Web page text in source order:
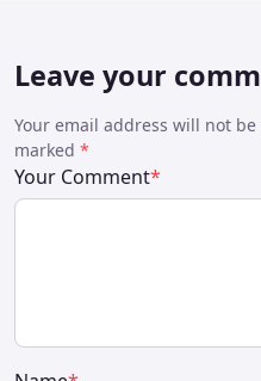
Leave your
Your email address will not
marked *
Your Comment*